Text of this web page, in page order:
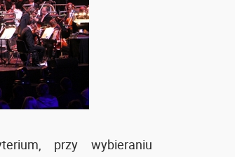
przy wybieraniu